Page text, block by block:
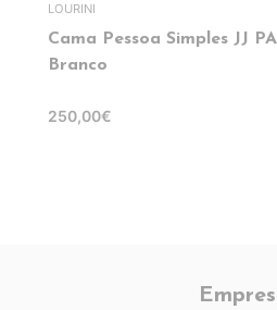
LOURINI
Cama Pessoa Simples JJ
Branco
250,00€